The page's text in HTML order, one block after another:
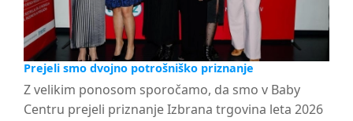
Prejeli smo dvojno potrošniško priznanje
Z velikim ponosom sporočamo, da smo v Baby
Centru prejeli priznanje Izbrana trgovina leta 2026